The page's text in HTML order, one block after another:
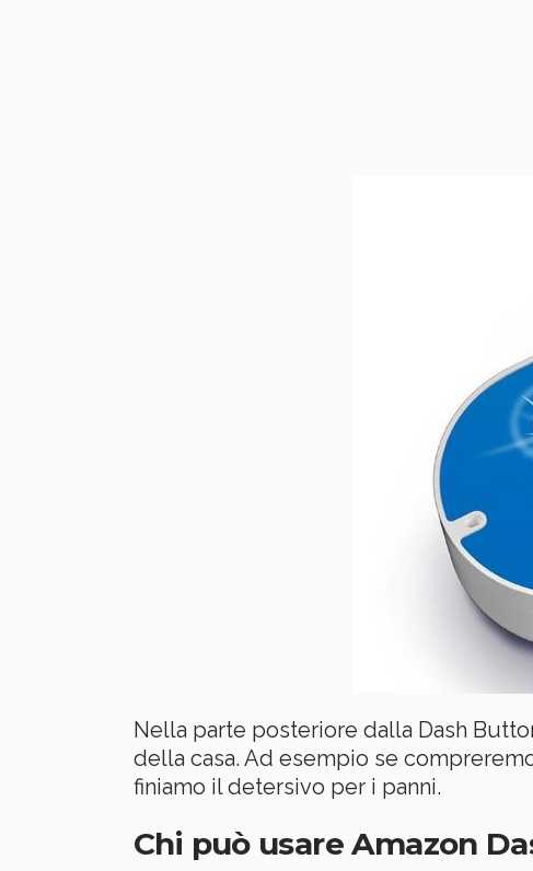
Nella parte posteriore dalla Dash
della casa. Ad esempio se
finiamo il detersivo per i panni.
Chi può usare Amazon